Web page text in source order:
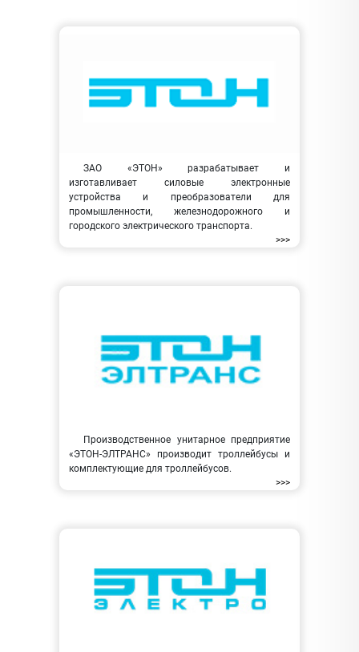
ЗАО «ЭТОН» разрабатывает и
изготавливает силовые электронные
устройства и преобразователи для
промышленности, железнодорожного и
городского электрического транспорта.
>>>
Производственное унитарное предприятие
«ЭТОН-ЭЛТРАНС» производит троллейбусы и
комплектующие для троллейбусов.
>>>